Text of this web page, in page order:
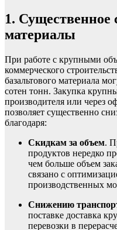
1. Существенное
материалы
При работе с крупными
коммерческого
базальтового материала
сотен тонн. Закупка
производителя или через
позволяет существенно
благодаря:
Скидкам за объем.
продуктов нередко
чем больше объем
связано с
производственных
Снижению
поставке доставка
перевозки в